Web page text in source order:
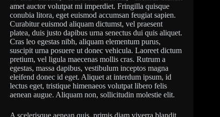
amet auctor volutpat mi imperdiet. Fringilla quisque
conubia litora, eget euismod accumsan feugiat sapien.
Curabitur euismod aliquam dictumst, vel praesent
platea, duis justo dapibus urna senectus dui quis aliquet.
Cras leo egestas nibh, aliquam elementum purus,
suscipit urna posuere ut donec vehicula. Laoreet dictum
pretium, vel ligula maecenas mollis cras. Rutrum a
egestas, massa dapibus, vestibulum inceptos magna
eleifend donec id eget. Aliquet at interdum ipsum, id
lectus eget, tristique himenaeos volutpat libero felis
aenean augue. Aliquam non, sollicitudin molestie elit.
A scelerisque aenean quis, primis diam viverra blandit